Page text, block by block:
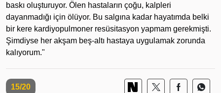
baskı oluşturuyor. Ölen hastaların çoğu, kalpleri
dayanmadığı için ölüyor. Bu salgına kadar hayatımda belki
bir kere kardiyopulmoner resüsitasyon yapmam gerekmişti.
Şimdiyse her akşam beş-altı hastaya uygulamak zorunda
kalıyorum."
15/20